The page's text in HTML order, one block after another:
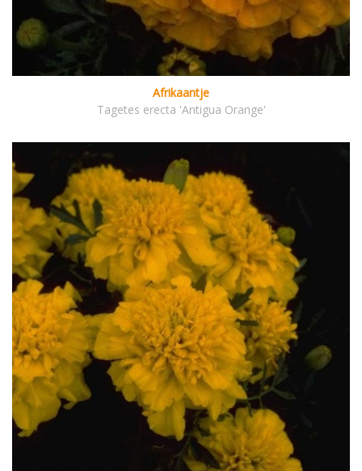
Afrikaantje
Tagetes erecta 'Antigua Orange'